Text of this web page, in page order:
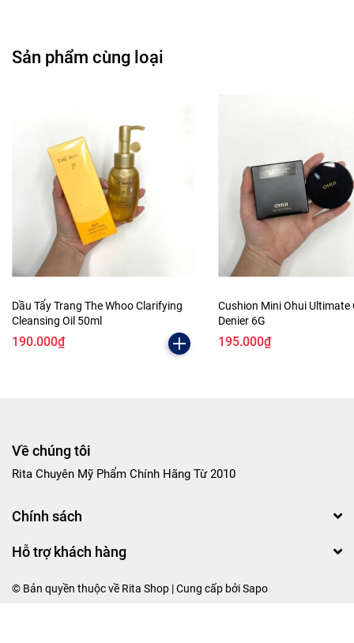
Sản phẩm cùng loại
Dầu Tẩy Trang The Whoo Clarifying
Cleansing Oil 50ml
190.000₫
Cushion Mini Ohui Ultimate
Denier 6G
195.000₫
Về chúng tôi
Rita Chuyên Mỹ Phẩm Chính Hãng Từ 2010
Chính sách
Hỗ trợ khách hàng
© Bản quyền thuộc về Rita Shop | Cung cấp bởiSapo